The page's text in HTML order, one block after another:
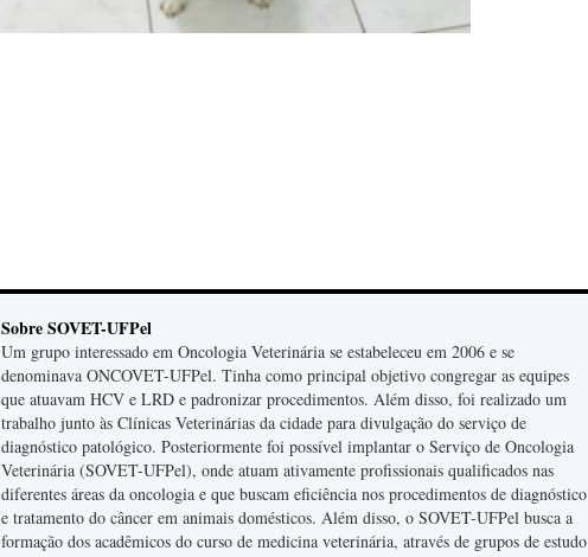
Sobre SOVET-UFPel
Um grupo interessado em Oncologia Veterinária se estabeleceu em 2006 e se
denominava ONCOVET-UFPel. Tinha como principal objetivo congregar as equipes
que atuavam HCV e LRD e padronizar procedimentos. Além disso, foi realizado um
trabalho junto às Clínicas Veterinárias da cidade para divulgação do serviço de
diagnóstico patológico. Posteriormente foi possível implantar o Serviço de Oncologia
Veterinária (SOVET-UFPel), onde atuam ativamente profissionais qualificados nas
diferentes áreas da oncologia e que buscam eficiência nos procedimentos de diagnóstico
e tratamento do câncer em animais domésticos. Além disso, o SOVET-UFPel busca a
formação dos acadêmicos do curso de medicina veterinária, através de grupos de estudo